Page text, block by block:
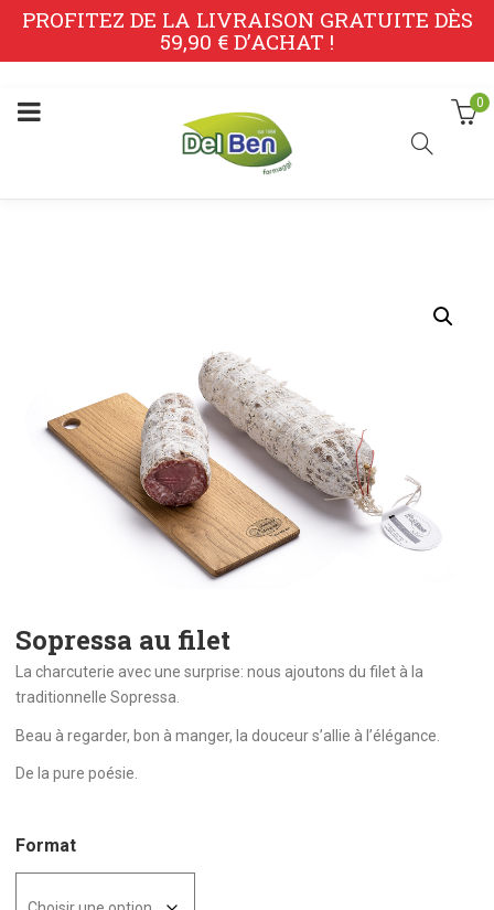
PROFITEZ DE LA LIVRAISON GRATUITE DÈS
59,90 € D’ACHAT !
0
Sopressa au filet
La charcuterie avec une surprise: nous ajoutons du filet à la
traditionnelle Sopressa.
Beau à regarder, bon à manger, la douceur s’allie à l’élégance.
De la pure poésie.
Format